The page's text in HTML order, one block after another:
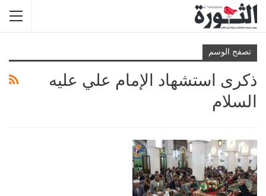
تصفح الوسم
ذكرى استشهاد الإمام علي عليه
السلام